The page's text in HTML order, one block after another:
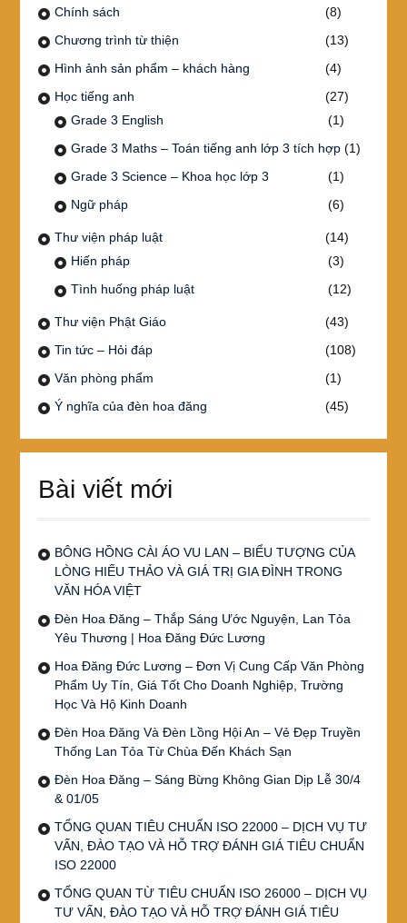
Chính sách
(8)
Chương trình từ thiện
(13)
Hình ảnh sản phẩm – khách hàng
(4)
Học tiếng anh
(27)
Grade 3 English
(1)
Grade 3 Maths – Toán tiếng anh lớp 3 tích hợp(1)
Grade 3 Science – Khoa học lớp 3
(1)
Ngữ pháp
(6)
Thư viện pháp luật
(14)
Hiến pháp
(3)
Tình huống pháp luật
(12)
Thư viện Phật Giáo
(43)
Tin tức – Hỏi đáp
(108)
Văn phòng phẩm
(1)
Ý nghĩa của đèn hoa đăng
(45)
Bài viết mới
BÔNG HỒNG CÀI ÁO VU LAN – BIỂU TƯỢNG CỦA
LÒNG HIẾU THẢO VÀ GIÁ TRỊ GIA ĐÌNH TRONG
VĂN HÓA VIỆT
Đèn Hoa Đăng – Thắp Sáng Ước Nguyện, Lan Tỏa
Yêu Thương | Hoa Đăng Đức Lương
Hoa Đăng Đức Lương – Đơn Vị Cung Cấp Văn Phòng
Phẩm Uy Tín, Giá Tốt Cho Doanh Nghiệp, Trường
Học Và Hộ Kinh Doanh
Đèn Hoa Đăng Và Đèn Lồng Hội An – Vẻ Đẹp Truyền
Thống Lan Tỏa Từ Chùa Đến Khách Sạn
Đèn Hoa Đăng – Sáng Bừng Không Gian Dịp Lễ 30/4
& 01/05
TỔNG QUAN TIÊU CHUẨN ISO 22000 – DỊCH VỤ TƯ
VẤN, ĐÀO TẠO VÀ HỖ TRỢ ĐÁNH GIÁ TIÊU CHUẨN
ISO 22000
TỔNG QUAN TỪ TIÊU CHUẨN ISO 26000 – DỊCH VỤ
TƯ VẤN, ĐÀO TẠO VÀ HỖ TRỢ ĐÁNH GIÁ TIÊU